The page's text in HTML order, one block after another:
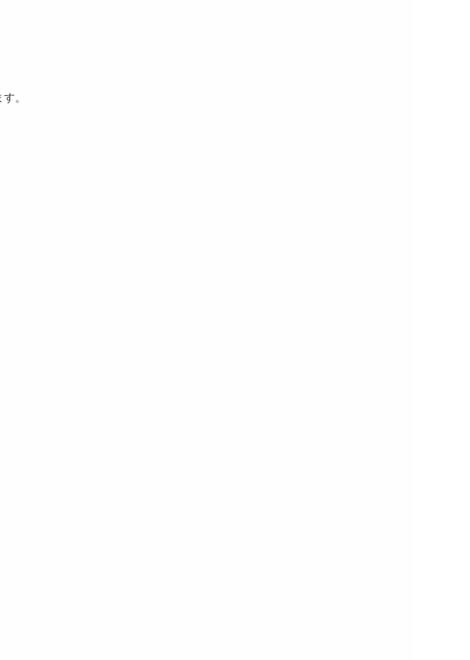
。